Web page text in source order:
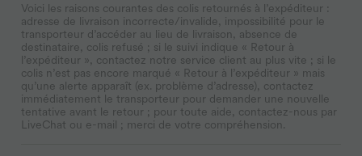
Voici les raisons courantes des colis retournés à l’expéditeur :
adresse de livraison incorrecte/invalide, impossibilité pour le
transporteur d’accéder au lieu de livraison, absence de
destinataire, colis refusé ; si le suivi indique « Retour à
l’expéditeur », contactez notre service client au plus vite ; si le
colis n’est pas encore marqué « Retour à l’expéditeur » mais
qu’une alerte apparaît (ex. problème d’adresse), contactez
immédiatement le transporteur pour demander une nouvelle
tentative avant le retour ; pour toute aide, contactez-nous par
LiveChat ou e-mail ; merci de votre compréhension.